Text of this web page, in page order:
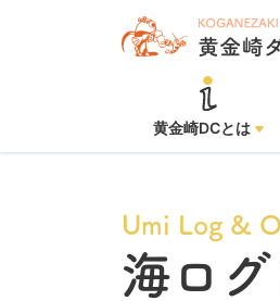
黄金崎DCとは
Umi Log &
海ロ